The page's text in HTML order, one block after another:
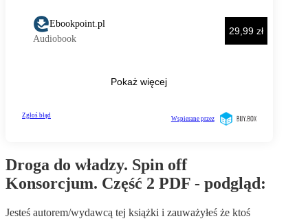
Droga do władzy. Spin off
Konsorcjum. Część 2 PDF - podgląd:
Jesteś autorem/wydawcą tej książki i zauważyłeś że ktoś